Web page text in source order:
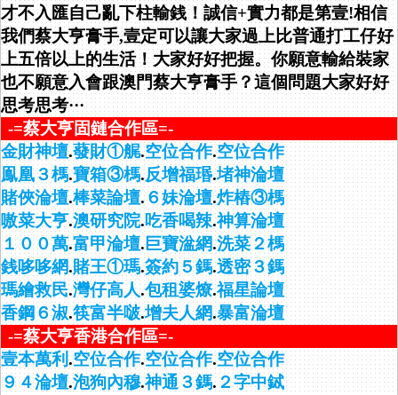
才不入匯自己亂下柱輸銭！誠信+實力都是第壹!相信
我們蔡大亨膏手,壹定可以讓大家過上比普通打工仔好
上五倍以上的生活！大家好好把握。你願意輸給裝家
也不願意入會跟澳門蔡大亨膏手？這個問題大家好好
思考思考···
-=蔡大亨固鏈合作區=-
金財神壇.蕟財①艉.空位合作.空位合作
鳯凰３榪.寶箱③榪.反增福瑉.堵神淪壇
賭俠淪壇.棒菜論壇.６妹淪壇.炸樁③榪
嗷菜大亨.澳研究院.吃香喝辣.神算淪壇
１００萬.富甲淪壇.巨寶湓網.洗菜２榪
銭哆哆網.賭王①瑪.簽約５鎷.透密３鎷
瑪繪救民.灣仔高人.包租婆燎.福星論壇
香鋼６淑.筷富半啵.增夫人網.暴富淪壇
-=蔡大亨香港合作區=-
壹本萬利.空位合作.空位合作.空位合作
９４淪壇.泡狗內穆.神通３鎷.２字中鋱